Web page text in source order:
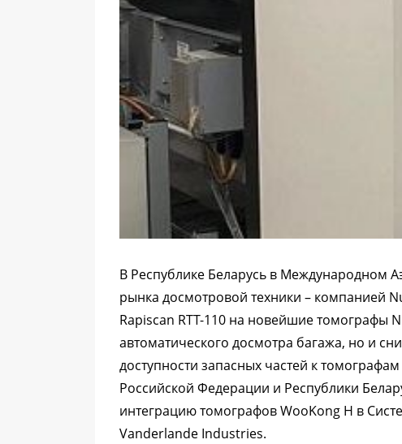
В Республике Беларусь в
рынка досмотровой техники – компанией
Rapiscan RTT-110 на новейшие томографы
автоматического досмотра багажа, но и
доступности запасных частей к
Российской Федерации и Республики
интеграцию томографов WooKong H в
Vanderlande Industries.